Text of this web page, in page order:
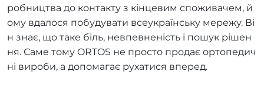
робництва до контакту з кінцевим споживачем, й
ому вдалося побудувати всеукраїнську мережу. Ві
н знає, що таке біль, невпевненість і пошук рішен
ня. Саме тому ORTOS не просто продає ортопедич
ні вироби, а допомагає рухатися вперед.